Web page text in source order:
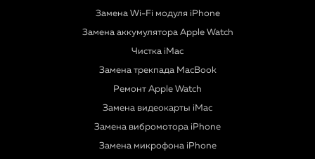
Замена Wi-Fi модуля iPhone
Замена аккумулятора Apple Watch
Чистка iMac
Замена трекпада MacBook
Ремонт Apple Watch
Замена видеокарты iMac
Замена вибромотора iPhone
Замена микрофона iPhone